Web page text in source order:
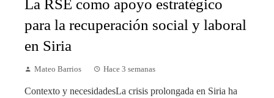
La RSE como apoyo estratégico
para la recuperación social y laboral
en Siria
Mateo Barrios Hace 3 semanas
Contexto y necesidadesLa crisis prolongada en Siria ha